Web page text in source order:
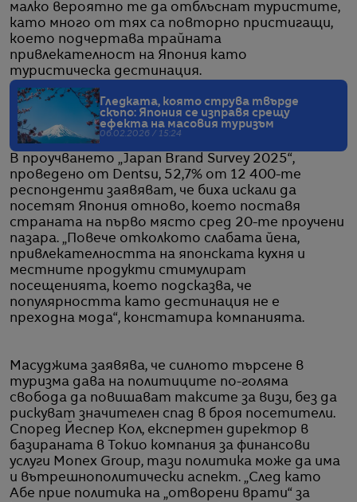
малко вероятно те да отблъснат туристите,
като много от тях са повторно пристигащи,
което подчертава трайната
привлекателност на Япония като
туристическа дестинация.
Гледката, която струва твърде
скъпо: Япония се изправя срещу
ефекта на масовия туризъм
06.02.2026 / 15:24
В проучването „Japan Brand Survey 2025“,
проведено от Dentsu, 52,7% от 12 400-те
респонденти заявяват, че биха искали да
посетят Япония отново, което поставя
страната на първо място сред 20-те проучени
пазара. „Повече отколкото слабата йена,
привлекателността на японската кухня и
местните продукти стимулират
посещенията, което подсказва, че
популярността като дестинация не е
преходна мода“, констатира компанията.
Масуджима заявява, че силното търсене в
туризма дава на политиците по-голяма
свобода да повишават таксите за визи, без да
рискуват значителен спад в броя посетители.
Според Йеспер Кол, експертен директор в
базираната в Токио компания за финансови
услуги Monex Group, тази политика може да има
и вътрешнополитически аспект. „След като
Абе прие политика на „отворени врати“ за